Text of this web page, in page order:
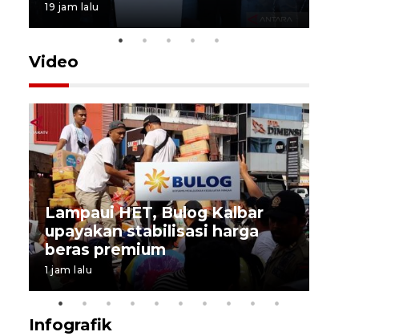
19 jam lalu
Video
Lampaui HET, Bulog Kalbar
upayakan stabilisasi harga
beras premium
1 jam lalu
Infografik